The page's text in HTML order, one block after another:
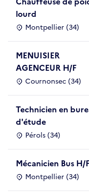
lourd
Montpellier (34)
MENUISIER
AGENCEUR H/F
Cournonsec (34)
Technicien en
d'étude
Pérols (34)
Mécanicien Bus H/
Montpellier (34)